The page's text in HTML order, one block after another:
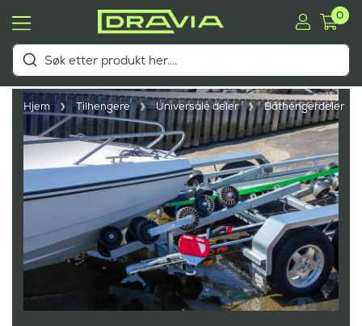
0
Hjem Tilhengere Universale deler Båthengerdeler